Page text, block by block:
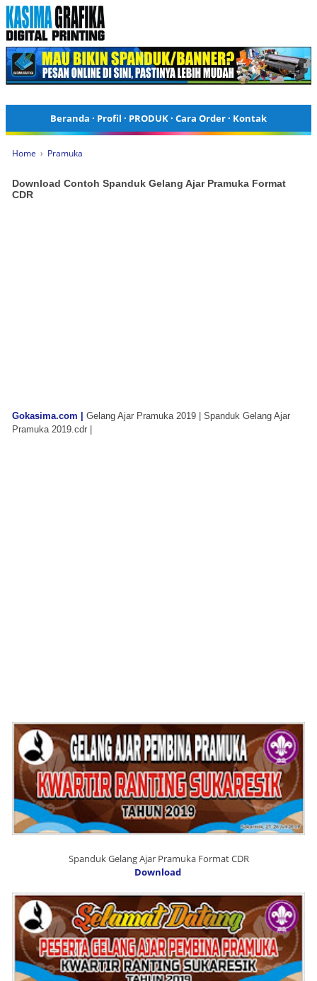
Beranda · Profil · PRODUK· Cara Order· Kontak
Home › Pramuka
Download Contoh Spanduk Gelang Ajar Pramuka Format
CDR
Gokasima.com |
Gelang Ajar Pramuka 2019 | Spanduk Gelang Ajar
Pramuka 2019.cdr |
Spanduk Gelang Ajar Pramuka Format CDR
Download